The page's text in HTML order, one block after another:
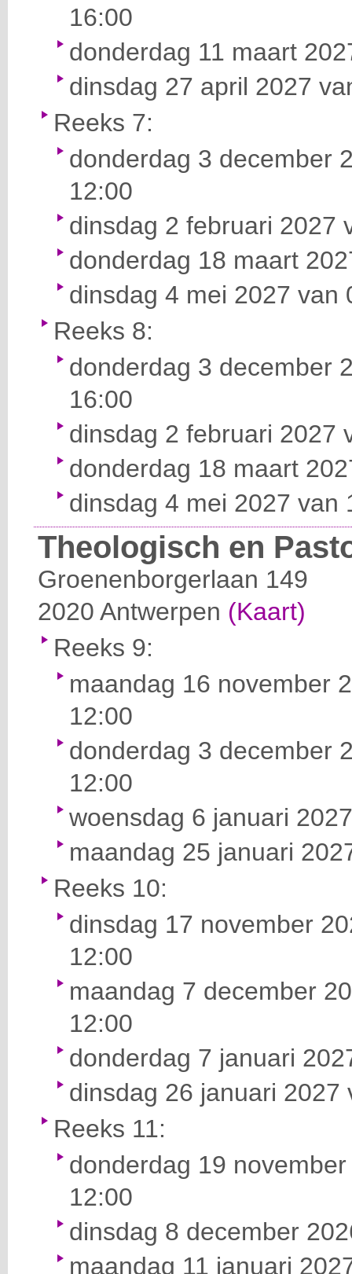
16:00
donderdag 11 maart
dinsdag 27 april 2027
Reeks 7:
donderdag 3 december
12:00
dinsdag 2 februari 2027
donderdag 18 maart
dinsdag 4 mei 2027 van
Reeks 8:
donderdag 3 december
16:00
dinsdag 2 februari 2027
donderdag 18 maart
dinsdag 4 mei 2027 van
Theologisch en
Groenenborgerlaan 149
2020 Antwerpen (Kaart)
Reeks 9:
maandag 16 november
12:00
donderdag 3 december
12:00
woensdag 6 januari
maandag 25 januari
Reeks 10:
dinsdag 17 november
12:00
maandag 7 december
12:00
donderdag 7 januari
dinsdag 26 januari 2027
Reeks 11:
donderdag 19
12:00
dinsdag 8 december
maandag 11 januari